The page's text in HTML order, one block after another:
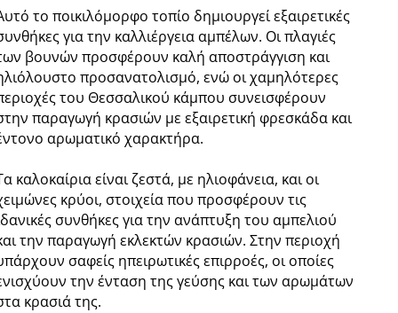
το ποικιλόμορφο τοπίο δημιουργεί εξαιρετικές
για την καλλιέργεια αμπέλων. Οι πλαγιές
βουνών προσφέρουν καλή αποστράγγιση και
προσανατολισμό, ενώ οι χαμηλότερες
του Θεσσαλικού κάμπου συνεισφέρουν
παραγωγή κρασιών με εξαιρετική φρεσκάδα και
αρωματικό χαρακτήρα.
καλοκαίρια είναι ζεστά, με ηλιοφάνεια, και οι
κρύοι, στοιχεία που προσφέρουν τις
συνθήκες για την ανάπτυξη του αμπελιού
την παραγωγή εκλεκτών κρασιών. Στην περιοχή
σαφείς ηπειρωτικές επιρροές, οι οποίες
την ένταση της γεύσης και των αρωμάτων
κρασιά της.